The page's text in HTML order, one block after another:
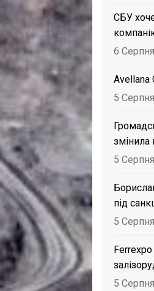
СБУ
6
Avellana
5
змінила
5
під
5
5